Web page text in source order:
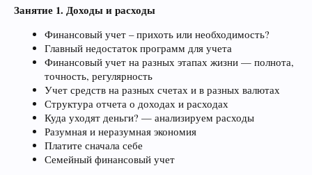
Занятие 1. Доходы и расходы
Финансовый учет – прихоть или необходимость?
Главный недостаток программ для учета
Финансовый учет на разных этапах жизни — полнота,
точность, регулярность
Учет средств на разных счетах и в разных валютах
Структура отчета о доходах и расходах
Куда уходят деньги? — анализируем расходы
Разумная и неразумная экономия
Платите сначала себе
Семейный финансовый учет